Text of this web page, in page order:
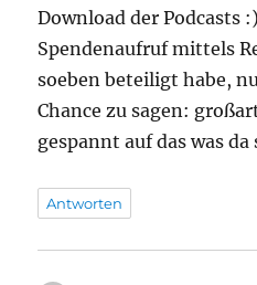
Download der Podcasts
Spendenaufruf mittels
soeben beteiligt habe,
Chance zu sagen:
gespannt auf das was
Antworten